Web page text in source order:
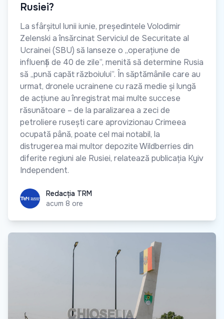
Rusiei?
La sfârșitul lunii iunie, președintele Volodimir
Zelenski a însărcinat Serviciul de Securitate al
Ucrainei (SBU) să lanseze o „operațiune de
influență de 40 de zile”, menită să determine Rusia
să „pună capăt războiului”. În săptămânile care au
urmat, dronele ucrainene cu rază medie și lungă
de acțiune au înregistrat mai multe succese
răsunătoare – de la paralizarea a zeci de
petroliere rusești care aprovizionau Crimeea
ocupată până, poate cel mai notabil, la
distrugerea mai multor depozite Wildberries din
diferite regiuni ale Rusiei, relatează publicația Kyiv
Independent.
Redacția TRM
Redacția TRM
acum 8 ore